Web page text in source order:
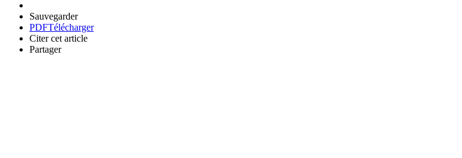
Sauvegarder
PDFTélécharger
Citer cet article
Partager